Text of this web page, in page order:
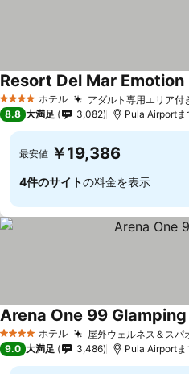
4 ホテルのランク
ホテル アダルト専用エリア付
Resort Del Mar Emotion
8.8 大満足 3,082 Pula Airport
最安値 ￥19,386
4件のサイトの料金を表示
4 ホテルのランク
ホテル 屋外ウェルネス＆スパ
Arena One 99 Glamping
9.0 大満足 3,486 Pula Airport